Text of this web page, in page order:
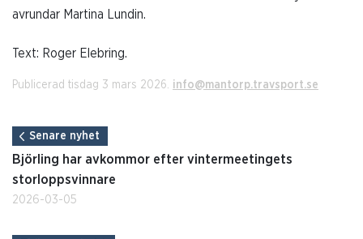
avrundar Martina Lundin.
Text: Roger Elebring.
Publicerad tisdag 3 mars 2026. info@mantorp.travsport.se
Senare nyhet
Björling har avkommor efter vintermeetingets
storloppsvinnare
2026-03-05